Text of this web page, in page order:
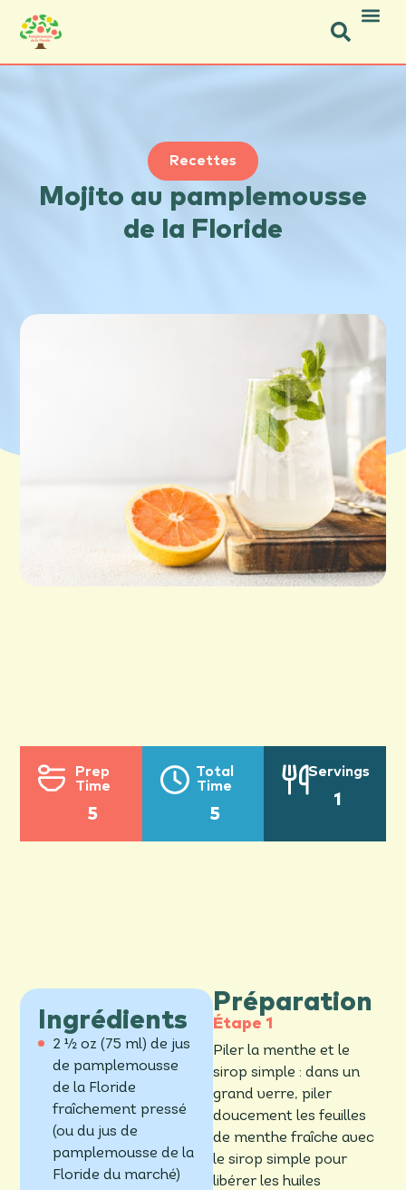
Recettes
Mojito au pamplemousse
de la Floride
Prep
Time
5
Total
Time
5
Servings
1
Ingrédients
2 ½ oz (75 ml) de jus
de pamplemousse
de la Floride
fraîchement pressé
(ou du jus de
pamplemousse de la
Floride du marché)
Préparation
Piler la menthe et le
sirop simple : dans un
grand verre, piler
doucement les feuilles
de menthe fraîche avec
le sirop simple pour
libérer les huiles